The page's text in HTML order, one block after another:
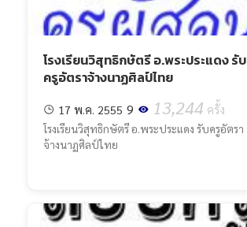
โรงเรียนวิสุทธิกษัตรี อ.พระประแดง รับ
ครูอัตราจ้างนาฏศิลป์ไทย
17 พ.ค. 2555 9 13,244 ครั้ง
โรงเรียนวิสุทธิกษัตรี อ.พระประแดง รับครูอัตรา
จ้างนาฏศิลป์ไทย